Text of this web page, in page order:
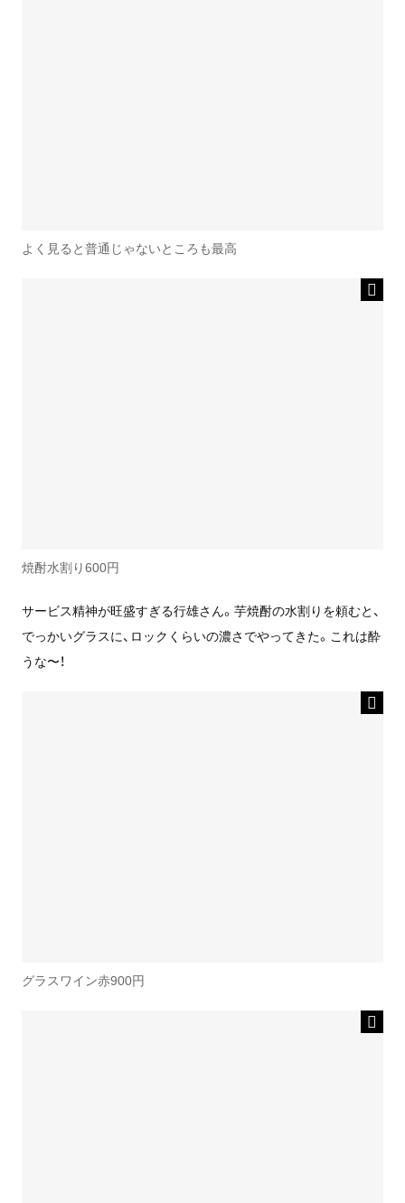
よく見ると普通じゃないところも最高
焼酎水割り600円
サービス精神が旺盛すぎる行雄さん。芋焼酎の水割りを頼むと、
でっかいグラスに、ロックくらいの濃さでやってきた。これは酔
うな〜！
グラスワイン赤900円